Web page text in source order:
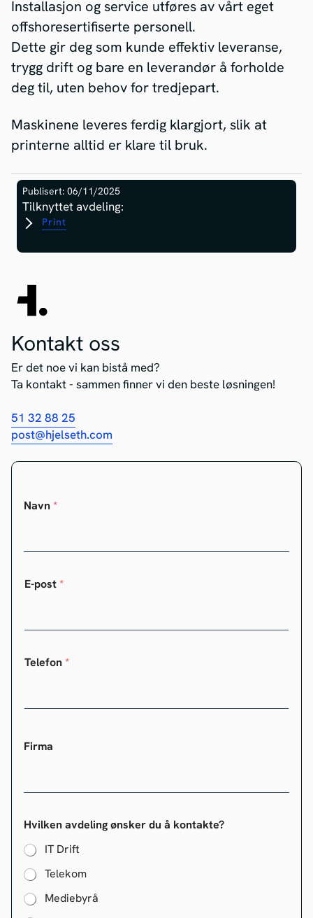
Publisert: 06/11/2025
Tilknyttet avdeling:
Print
Installasjon og service utføres av vårt eget
offshoresertifiserte personell.
Dette gir deg som kunde effektiv leveranse,
trygg drift og bare en leverandør å forholde
deg til, uten behov for tredjepart.
Maskinene leveres ferdig klargjort, slik at
printerne alltid er klare til bruk.
Kontakt oss
Er det noe vi kan bistå med?
Ta kontakt - sammen finner vi den beste løsningen!
51 32 88 25
post@hjelseth.com
Navn *
E-post *
Telefon *
Firma
Hvilken avdeling ønsker du å kontakte?
IT Drift
Telekom
Mediebyrå